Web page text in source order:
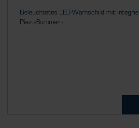
Beleuchtetes LED-Warnschild mit
Piezo-Summer -...